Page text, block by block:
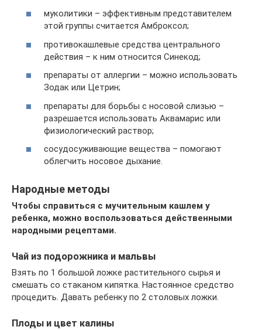
муколитики – эффективным представителем
этой группы считается Амброксол;
противокашлевые средства центрального
действия – к ним относится Синекод;
препараты от аллергии – можно использовать
Зодак или Цетрин;
препараты для борьбы с носовой слизью –
разрешается использовать Аквамарис или
физиологический раствор;
сосудосуживающие вещества – помогают
облегчить носовое дыхание.
Народные методы
Чтобы справиться с мучительным кашлем у
ребенка, можно воспользоваться действенными
народными рецептами.
Чай из подорожника и мальвы
Взять по 1 большой ложке растительного сырья и
смешать со стаканом кипятка. Настоянное средство
процедить. Давать ребенку по 2 столовых ложки.
Плоды и цвет калины